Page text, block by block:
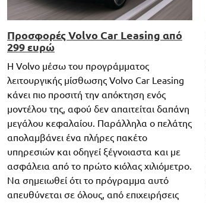
Προσφορές Volvo Car Leasing από
299 ευρώ
Η Volvo μέσω του προγράμματος
λειτουργικής μίσθωσης Volvo Car Leasing
κάνει πιο προσιτή την απόκτηση ενός
μοντέλου της, αφού δεν απαιτείται δαπάνη
μεγάλου κεφαλαίου. Παράλληλα ο πελάτης
απολαμβάνει ένα πλήρες πακέτο
υπηρεσιών και οδηγεί ξέγνοιαστα και με
ασφάλεια από το πρώτο κιόλας χιλιόμετρο.
Να σημειωθεί ότι το πρόγραμμα αυτό
απευθύνεται σε όλους, από επιχειρήσεις